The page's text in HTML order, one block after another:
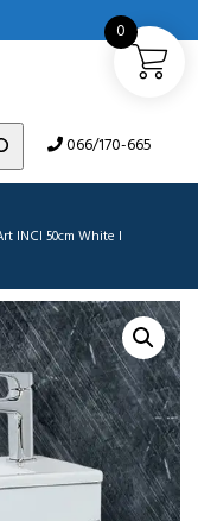
066/170-665
INCI 50cm White I
0